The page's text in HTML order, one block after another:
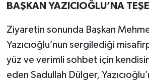
BAŞKAN YAZICIOĞLU’NA
Ziyaretin sonunda Başkan
Yazıcıoğlu’nun sergilediği
yüz ve verimli sohbet için
eden Sadullah Dülger,